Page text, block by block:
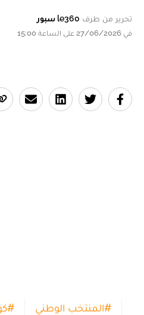
تحرير من طرف le360 سبور
في 27/06/2026 على الساعة 15:00
#المنتخب الوطني #